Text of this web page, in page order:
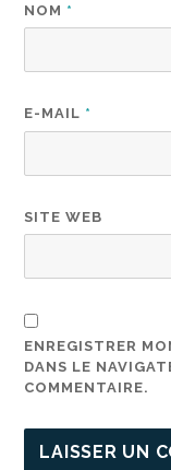
NOM *
E-MAIL *
SITE WEB
ENREGISTRER
DANS LE
COMMENTAIRE.